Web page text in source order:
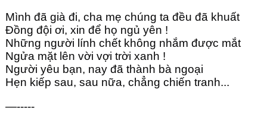
Mình đã già đi, cha mẹ chúng ta đều đã khuất
Đồng đội ơi, xin để họ ngủ yên !
Những người lính chết không nhắm được mắt
Ngửa mặt lên vời vợi trời xanh !
Người yêu bạn, nay đã thành bà ngoại
Hẹn kiếp sau, sau nữa, chẳng chiến tranh...
—-----